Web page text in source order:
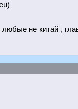
не китай ,